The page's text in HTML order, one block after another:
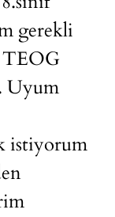
gerekli
TEOG
Uyum
istiyorum